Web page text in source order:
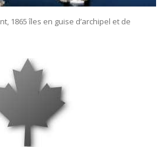
1865 îles en guise d’archipel et de